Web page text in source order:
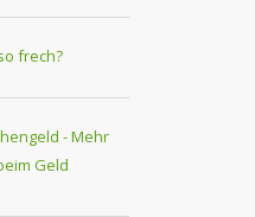
frech?
- Mehr
Geld